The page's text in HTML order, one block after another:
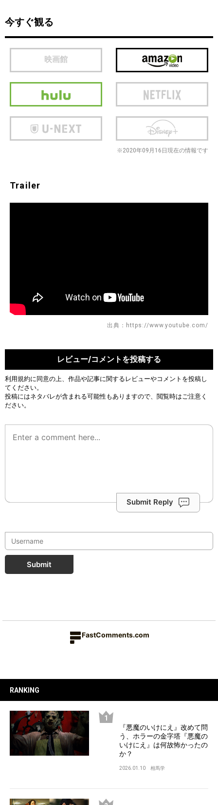
今すぐ観る
映画館
※2020年09月16日現在の情報です
Trailer
出典：https://www.youtube.com/
レビュー/コメントを投稿する
利用規約に同意の上、作品や記事に関するレビューやコメントを投稿し
てください。
投稿にはネタバレが含まれる可能性もありますので、閲覧時はご注意く
ださい。
Submit Reply
Submit
FastComments.com
RANKING
『悪魔のいけにえ』改めて問
う、ホラーの金字塔『悪魔の
いけにえ』は何故怖かったの
か？
2026.01.10 相馬学